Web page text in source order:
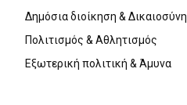
Δημόσια διοίκηση & Δικαιοσύνη
Πολιτισμός & Αθλητισμός
Εξωτερική πολιτική & Άμυνα